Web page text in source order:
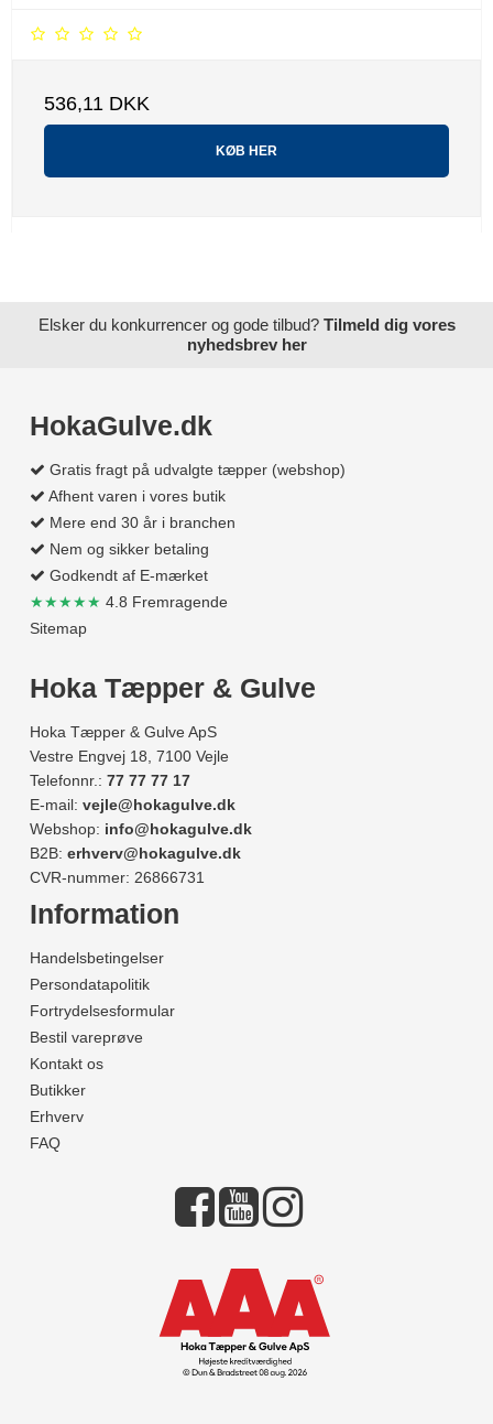
536,11 DKK
KØB HER
Elsker du konkurrencer og gode tilbud? Tilmeld dig vores
nyhedsbrev her
HokaGulve.dk
Gratis fragt på udvalgte tæpper (webshop)
Afhent varen i vores butik
Mere end 30 år i branchen
Nem og sikker betaling
Godkendt af E-mærket
★★★★★ 4.8 Fremragende
Sitemap
Hoka Tæpper & Gulve
Hoka Tæpper & Gulve ApS
Vestre Engvej 18, 7100 Vejle
Telefonnr.: 77 77 77 17
E-mail: vejle@hokagulve.dk
Webshop: info@hokagulve.dk
B2B: erhverv@hokagulve.dk
CVR-nummer: 26866731
Information
Handelsbetingelser
Persondatapolitik
Fortrydelsesformular
Bestil vareprøve
Kontakt os
Butikker
Erhverv
FAQ